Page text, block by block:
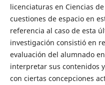
licenciaturas en Ciencias
cuestiones de espacio en
referencia al caso de esta
investigación consistió en
evaluación del alumnado
interpretar sus contenidos
con ciertas concepciones